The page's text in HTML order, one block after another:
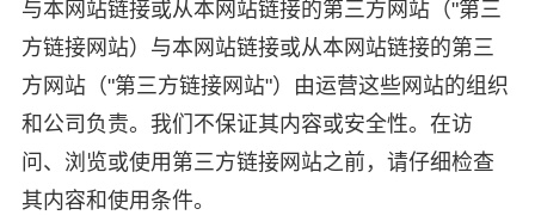
与本网站链接或从本网站链接的第三方网站（"第三
方链接网站）与本网站链接或从本网站链接的第三
方网站（"第三方链接网站"）由运营这些网站的组织
和公司负责。我们不保证其内容或安全性。在访
问、浏览或使用第三方链接网站之前，请仔细检查
其内容和使用条件。